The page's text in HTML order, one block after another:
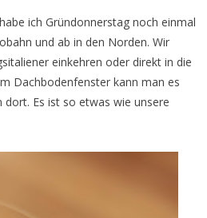
ich Gründonnerstag noch einmal
und ab in den Norden. Wir
einkehren oder direkt in die
Dachbodenfenster kann man es
dort. Es ist so etwas wie unsere